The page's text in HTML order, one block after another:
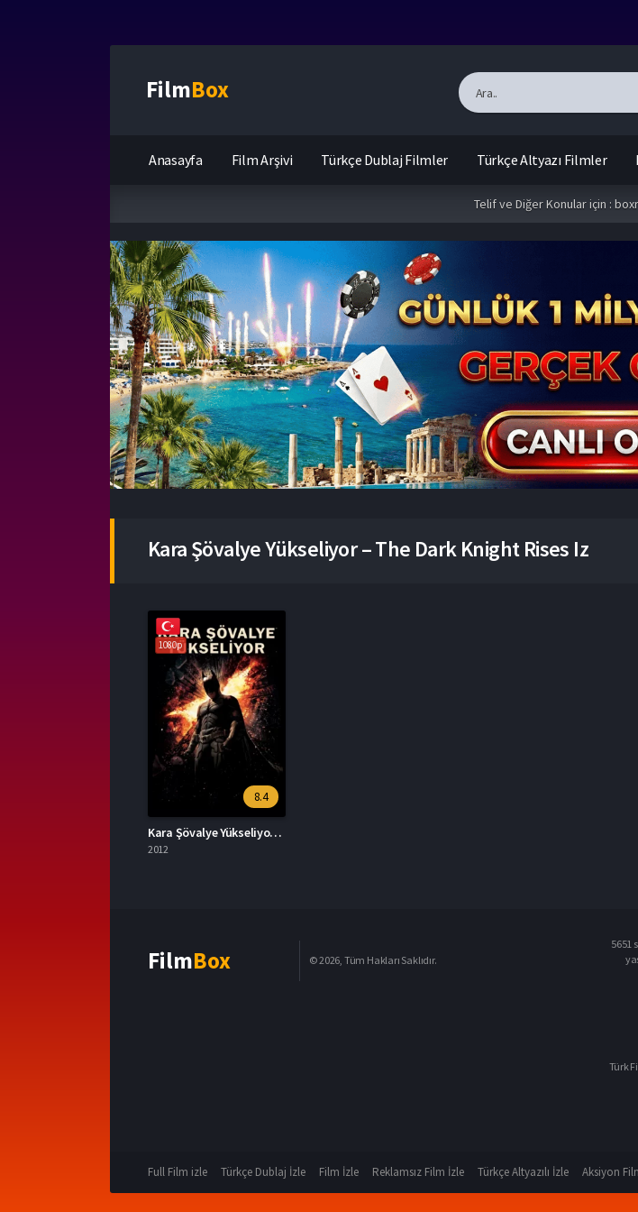
FilmBox
Anasayfa Film Arşivi Türkçe Dublaj Filmler Türkçe Altyazı Filmler
Telif ve Diğer Konular için :
Kara Şövalye Yükseliyor – The Dark Knight Rises Iz
1080p
8.4
Kara Şövalye Yükseliyor 2012 – The Dark Knight Rises 1080p Turkce Dublaj izle
2012
FilmBox © 2026, Tüm Hakları Saklıdır.
5651
Türk
Full Film izle Türkçe Dublaj İzle Film İzle Reklamsız Film İzle Türkçe Altyazılı İzle Aksiyon